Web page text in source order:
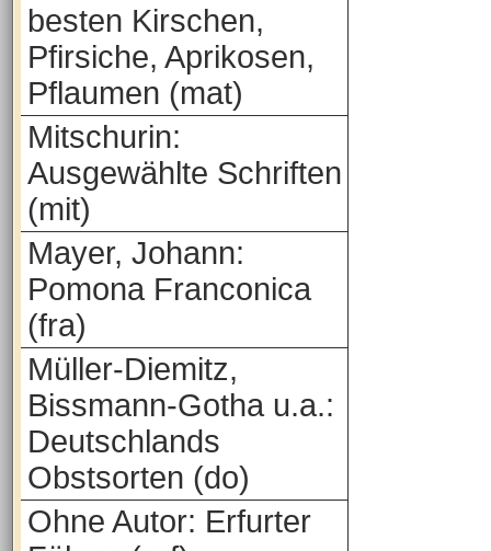
besten Kirschen,
Pfirsiche, Aprikosen,
Pflaumen (mat)
Mitschurin:
Ausgewählte Schriften
(mit)
Mayer, Johann:
Pomona Franconica
(fra)
Müller-Diemitz,
Bissmann-Gotha u.a.:
Deutschlands
Obstsorten (do)
Ohne Autor: Erfurter